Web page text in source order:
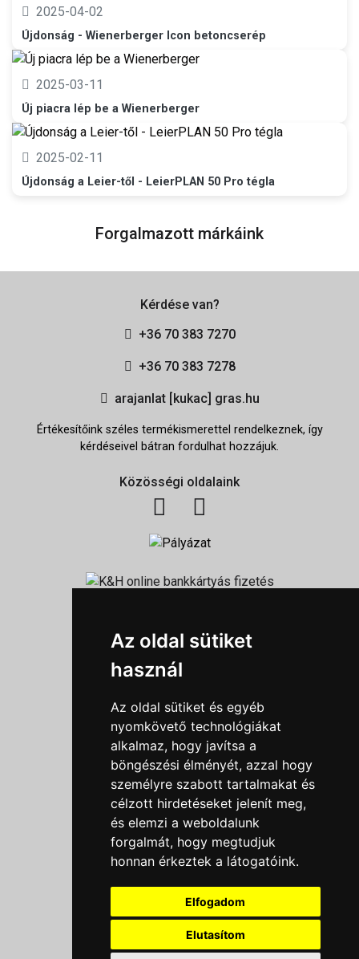
Az oldal sütiket
használ
Az oldal sütiket és egyéb
nyomkövető technológiákat
alkalmaz, hogy javítsa a
böngészési élményét, azzal hogy
személyre szabott tartalmakat és
célzott hirdetéseket jelenít meg,
és elemzi a weboldalunk
forgalmát, hogy megtudjuk
honnan érkeztek a látogatóink.
Elfogadom
Elutasítom
2025-04-02
Újdonság - Wienerberger Icon betoncserép
2025-03-11
Új piacra lép be a Wienerberger
2025-02-11
Újdonság a Leier-től - LeierPLAN 50 Pro tégla
Forgalmazott márkáink
Kérdése van?
+36 70 383 7270
+36 70 383 7278
arajanlat [kukac] gras.hu
Értékesítőink széles termékismerettel rendelkeznek, így
kérdéseivel bátran fordulhat hozzájuk.
Közösségi oldalaink
Információk
Általános szerződési feltételek
Impresszum
Nyereményjáték szabály
Outlet nap nyereményjáték szabályzat
Süti beállítások
Menü
Ajánlatkérés
Szakmai tippek / Újdonságok
Kapcsolat
Letölthető katalógusok
Rólunk
Szállítás